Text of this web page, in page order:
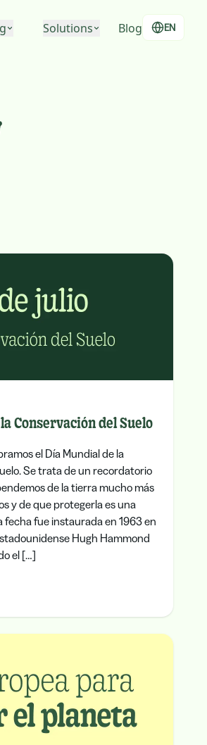
Solutions Blog EN
Conservación del Suelo
el Día Mundial de la
Se trata de un recordatorio
de la tierra mucho más
y de que protegerla es una
fecha fue instaurada en 1963 en
Hugh Hammond
el […]